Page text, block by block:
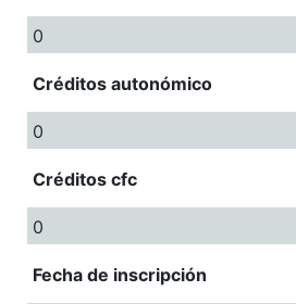
0
Créditos autonómico
0
Créditos cfc
0
Fecha de inscripción